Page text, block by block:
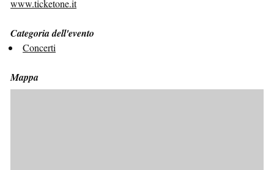
www.ticketone.it
Categoria dell'evento
Concerti
Mappa